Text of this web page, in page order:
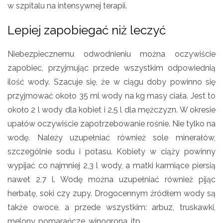
w szpitalu na intensywnej terapii.
Lepiej zapobiegać niż leczyć
Niebezpiecznemu odwodnieniu można oczywiście
zapobiec, przyjmując przede wszystkim odpowiednią
ilość wody. Szacuje się, że w ciągu doby powinno się
przyjmować około 35 ml wody na kg masy ciała. Jest to
około 2 l wody dla kobiet i 2,5 l dla mężczyzn. W okresie
upałów oczywiście zapotrzebowanie rośnie. Nie tylko na
wodę. Należy uzupełniać również sole minerałów,
szczególnie sodu i potasu. Kobiety w ciąży powinny
wypijać co najmniej 2,3 l wody, a matki karmiące piersią
nawet 2,7 l. Wodę można uzupełniać również pijąc
herbatę, soki czy zupy. Drogocennym źródłem wody są
także owoce, a przede wszystkim: arbuz, truskawki,
melony, pomarańcze, winogrona, itp.